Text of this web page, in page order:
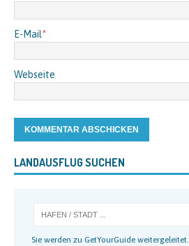
E-Mail*
Webseite
LANDAUSFLUG SUCHEN
Sie werden zu GetYourGuide weitergeleitet.